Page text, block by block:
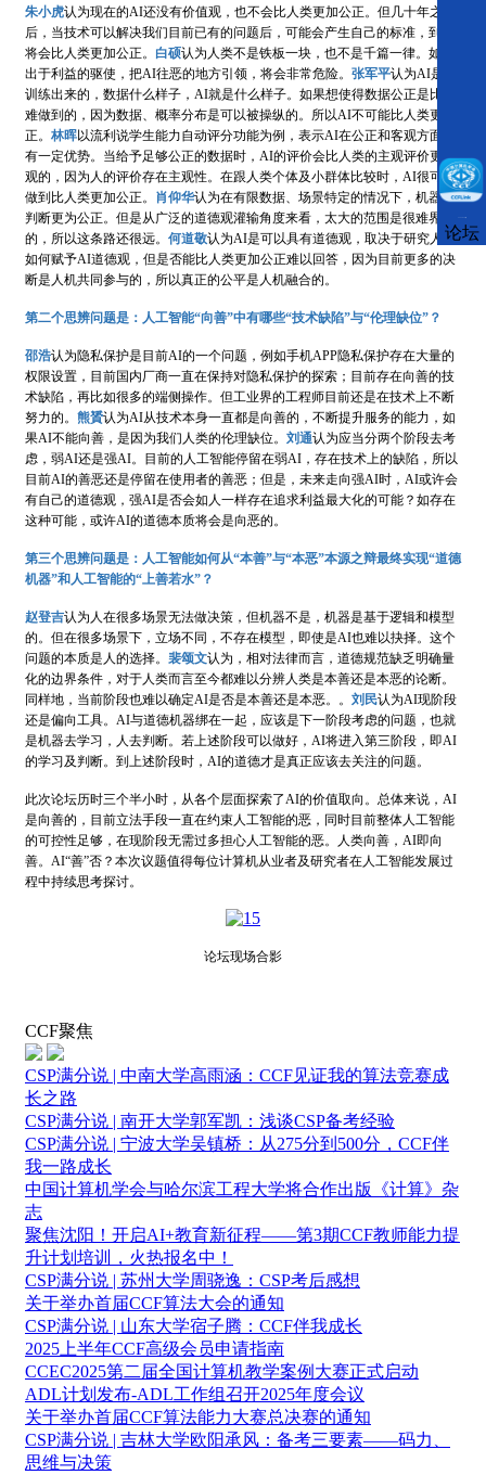
朱小虎认为现在的AI还没有价值观，也不会比人类更加公正。但几十年之
后，当技术可以解决我们目前已有的问题后，可能会产生自己的标准，到时
将会比人类更加公正。 白硕认为人类不是铁板一块，也不是千篇一律。如果
出于利益的驱使，把AI往恶的地方引领，将会非常危险。 张军平认为AI是被
训练出来的，数据什么样子，AI就是什么样子。如果想使得数据公正是比较
难做到的，因为数据、概率分布是可以被操纵的。所以AI不可能比人类更公
正。 林晖以流利说学生能力自动评分功能为例，表示AI在公正和客观方面具
有一定优势。当给予足够公正的数据时，AI的评价会比人类的主观评价更客
观的，因为人的评价存在主观性。在跟人类个体及小群体比较时，AI很可能
做到比人类更加公正。 肖仰华认为在有限数据、场景特定的情况下，机器的
判断更为公正。但是从广泛的道德观灌输角度来看，太大的范围是很难界定
的，所以这条路还很远。 何道敬认为AI是可以具有道德观，取决于研究人员
如何赋予AI道德观，但是否能比人类更加公正难以回答，因为目前更多的决
断是人机共同参与的，所以真正的公平是人机融合的。
第二个思辨问题是：人工智能“向善”中有哪些“技术缺陷”与“伦理缺位”？
邵浩认为隐私保护是目前AI的一个问题，例如手机APP隐私保护存在大量的
权限设置，目前国内厂商一直在保持对隐私保护的探索；目前存在向善的技
术缺陷，再比如很多的端侧操作。但工业界的工程师目前还是在技术上不断
努力的。 熊贇认为AI从技术本身一直都是向善的，不断提升服务的能力，如
果AI不能向善，是因为我们人类的伦理缺位。 刘通认为应当分两个阶段去考
虑，弱AI还是强AI。目前的人工智能停留在弱AI，存在技术上的缺陷，所以
目前AI的善恶还是停留在使用者的善恶；但是，未来走向强AI时，AI或许会
有自己的道德观，强AI是否会如人一样存在追求利益最大化的可能？如存在
这种可能，或许AI的道德本质将会是向恶的。
第三个思辨问题是：人工智能如何从“本善”与“本恶”本源之辩最终实现“道德
机器”和人工智能的“上善若水”？
赵登吉认为人在很多场景无法做决策，但机器不是，机器是基于逻辑和模型
的。但在很多场景下，立场不同，不存在模型，即使是AI也难以抉择。这个
问题的本质是人的选择。 裴颂文认为，相对法律而言，道德规范缺乏明确量
化的边界条件，对于人类而言至今都难以分辨人类是本善还是本恶的论断。
同样地，当前阶段也难以确定AI是否是本善还是本恶。。 刘民认为AI现阶段
还是偏向工具。AI与道德机器绑在一起，应该是下一阶段考虑的问题，也就
是机器去学习，人去判断。若上述阶段可以做好，AI将进入第三阶段，即AI
的学习及判断。到上述阶段时，AI的道德才是真正应该去关注的问题。
此次论坛历时三个半小时，从各个层面探索了AI的价值取向。总体来说，AI
是向善的，目前立法手段一直在约束人工智能的恶，同时目前整体人工智能
的可控性足够，在现阶段无需过多担心人工智能的恶。人类向善，AI即向
善。AI“善”否？本次议题值得每位计算机从业者及研究者在人工智能发展过
程中持续思考探讨。
论坛现场合影
CCF聚焦
CSP满分说 | 中南大学高雨涵：CCF见证我的算法竞赛成
长之路
CSP满分说 | 南开大学郭军凯：浅谈CSP备考经验
CSP满分说 | 宁波大学吴镇桥：从275分到500分，CCF伴
我一路成长
中国计算机学会与哈尔滨工程大学将合作出版《计算》杂
志
聚焦沈阳！开启AI+教育新征程——第3期CCF教师能力提
升计划培训，火热报名中！
CSP满分说 | 苏州大学周骁逸：CSP考后感想
关于举办首届CCF算法大会的通知
CSP满分说 | 山东大学宿子腾：CCF伴我成长
2025上半年CCF高级会员申请指南
CCEC2025第二届全国计算机教学案例大赛正式启动
ADL计划发布-ADL工作组召开2025年度会议
关于举办首届CCF算法能力大赛总决赛的通知
CSP满分说 | 吉林大学欧阳承风：备考三要素——码力、
思维与决策
论坛